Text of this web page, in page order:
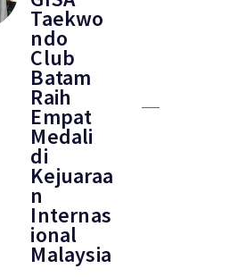
Taekwo
ndo
Club
Batam
Raih
Empat
Medali
di
Kejuaraa
n
Internas
ional
Malaysia